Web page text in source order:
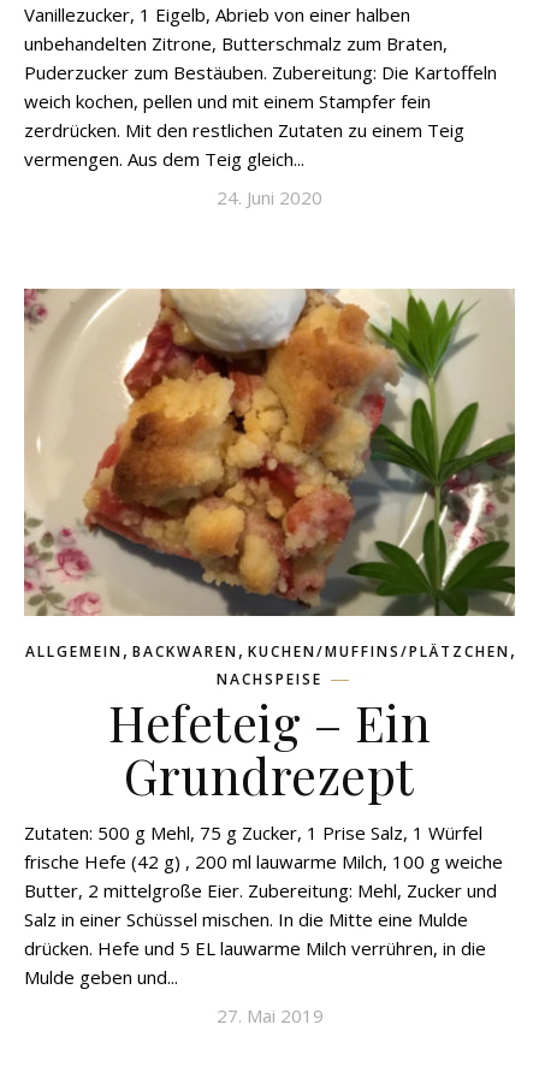
Vanillezucker, 1 Eigelb, Abrieb von einer halben
unbehandelten Zitrone, Butterschmalz zum Braten,
Puderzucker zum Bestäuben. Zubereitung: Die Kartoffeln
weich kochen, pellen und mit einem Stampfer fein
zerdrücken. Mit den restlichen Zutaten zu einem Teig
vermengen. Aus dem Teig gleich...
24. Juni 2020
ALLGEMEIN, BACKWAREN, KUCHEN/MUFFINS/PLÄTZCHEN,
NACHSPEISE
Hefeteig – Ein
Grundrezept
Zutaten: 500 g Mehl, 75 g Zucker, 1 Prise Salz, 1 Würfel
frische Hefe (42 g) , 200 ml lauwarme Milch, 100 g weiche
Butter, 2 mittelgroße Eier. Zubereitung: Mehl, Zucker und
Salz in einer Schüssel mischen. In die Mitte eine Mulde
drücken. Hefe und 5 EL lauwarme Milch verrühren, in die
Mulde geben und...
27. Mai 2019